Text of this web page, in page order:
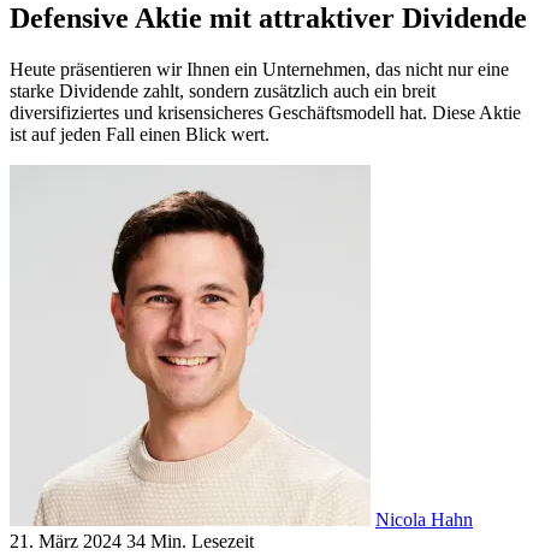
Defensive Aktie mit attraktiver Dividende
Heute präsentieren wir Ihnen ein Unternehmen, das nicht nur eine
starke Dividende zahlt, sondern zusätzlich auch ein breit
diversifiziertes und krisensicheres Geschäftsmodell hat. Diese Aktie
ist auf jeden Fall einen Blick wert.
Nicola Hahn
21. März 2024 34 Min. Lesezeit